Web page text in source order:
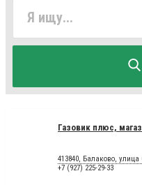
Газовик плюс,
413840, Балаково, улица
+7 (927) 225-29-33